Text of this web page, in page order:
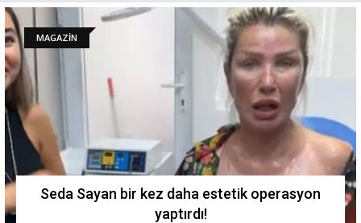
MAGAZİN
Seda Sayan bir kez daha estetik operasyon
yaptırdı!